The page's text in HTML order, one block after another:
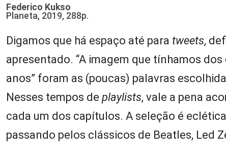
Federico Kukso
Planeta, 2019, 288p.
Digamos que há espaço até para tweets,
apresentado. “A imagem que tínhamos
anos” foram as (poucas) palavras
Nesses tempos de playlists, vale a pena
cada um dos capítulos. A seleção é
passando pelos clássicos de Beatles, Led